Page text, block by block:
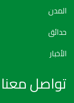
المدن
حدائق
الأخبار
تواصل معنا